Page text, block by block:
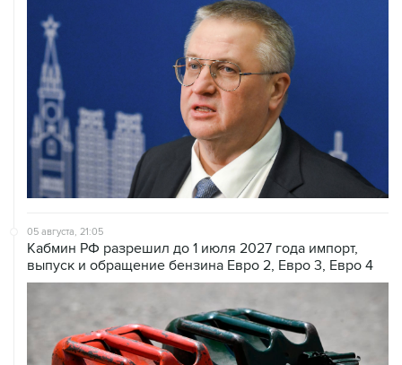
05 августа, 21:05
Кабмин РФ разрешил до 1 июля 2027 года импорт,
выпуск и обращение бензина Евро 2, Евро 3, Евро 4